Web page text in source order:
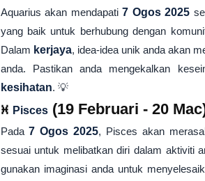
Aquarius akan mendapati 7 Ogos 2025
yang baik untuk berhubung dengan
Dalam kerjaya, idea-idea unik anda akan
anda. Pastikan anda mengekalkan
kesihatan. 💡
♓ Pisces(19 Februari - 20
Pada7 Ogos 2025, Pisces akan
sesuai untuk melibatkan diri dalam aktiviti
gunakan imaginasi anda untuk